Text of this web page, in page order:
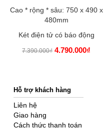
Cao * rộng * sâu: 750 x 490 x
480mm
Két điện tử có báo động
7.390.000₫ 4.790.000₫
Hỗ trợ khách hàng
Liên hệ
Giao hàng
Cách thức thanh toán